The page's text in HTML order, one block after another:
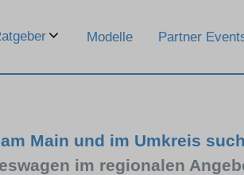
Modelle Partner
Main und im Umkreis
im regionalen